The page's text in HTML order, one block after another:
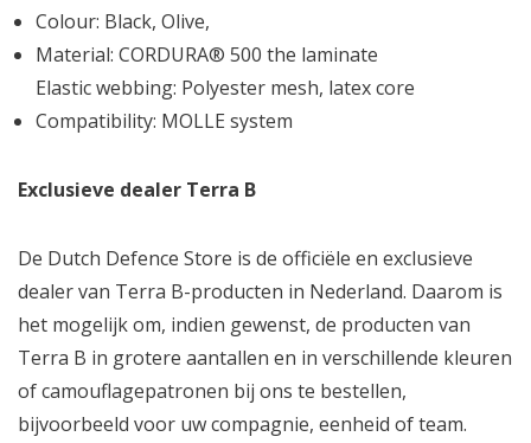
Colour: Black, Olive,
Material: CORDURA® 500 the laminate
Elastic webbing: Polyester mesh, latex core
Compatibility: MOLLE system
Exclusieve dealer Terra B
De Dutch Defence Store is de officiële en exclusieve
dealer van Terra B-producten in Nederland. Daarom is
het mogelijk om, indien gewenst, de producten van
Terra B in grotere aantallen en in verschillende kleuren
of camouflagepatronen bij ons te bestellen,
bijvoorbeeld voor uw compagnie, eenheid of team.